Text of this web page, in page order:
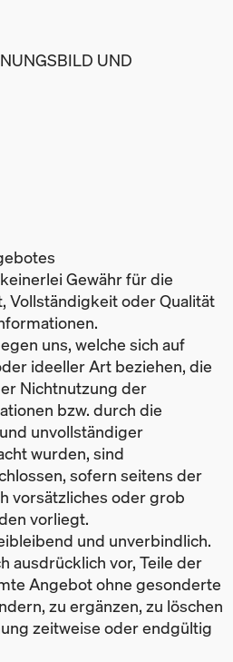
UND
Gewähr für die
Vollständigkeit oder Qualität
uns, welche sich auf
ideeller Art beziehen, die
Nichtnutzung der
bzw. durch die
unvollständiger
wurden, sind
sofern seitens der
vorsätzliches oder grob
vorliegt.
und unverbindlich.
ausdrücklich vor, Teile der
Angebot ohne gesonderte
zu ergänzen, zu löschen
zeitweise oder endgültig